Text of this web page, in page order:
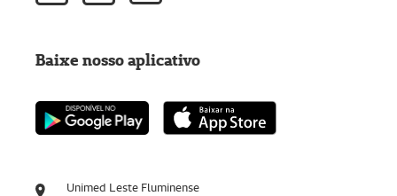
Unimed Leste Fluminense
Baixe nosso aplicativo